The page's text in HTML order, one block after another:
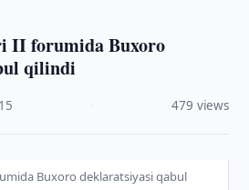
II forumida Buxoro
qilindi
479 views
Buxoro deklaratsiyasi qabul